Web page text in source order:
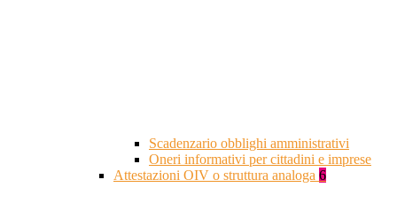
Scadenzario obblighi amministrativi
Oneri informativi per cittadini e imprese
Attestazioni OIV o struttura analoga 6